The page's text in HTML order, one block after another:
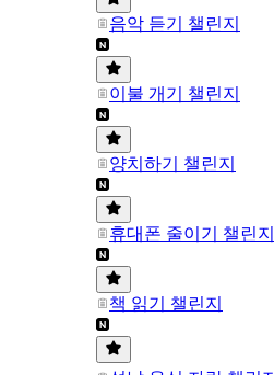
음악 듣기 챌린지
이불 개기 챌린지
양치하기 챌린지
휴대폰 줄이기 챌린지
책 읽기 챌린지